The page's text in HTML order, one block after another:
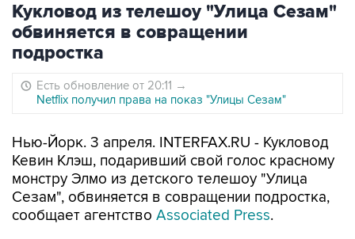
Кукловод из телешоу "Улица Сезам"
обвиняется в совращении
подростка
Есть обновление от 20:11 →
Netflix получил права на показ "Улицы Сезам"
Нью-Йорк. 3 апреля. INTERFAX.RU - Кукловод
Кевин Клэш, подаривший свой голос красному
монстру Элмо из детского телешоу "Улица
Сезам", обвиняется в совращении подростка,
сообщает агентство Associated Press.